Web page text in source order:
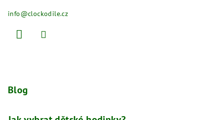
info@clockodile.cz
Blog